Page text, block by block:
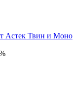
Астек Твин и Моно